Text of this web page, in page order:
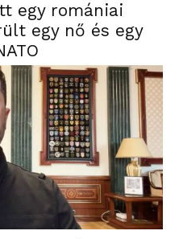
egy romániai
egy nő és egy